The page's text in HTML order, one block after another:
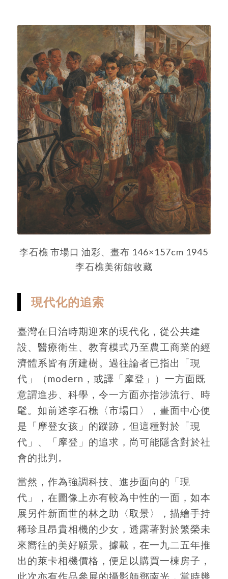
李石樵 市場口 油彩、畫布 146×157cm 1945
李石樵美術館收藏
現代化的追索
臺灣在日治時期迎來的現代化，從公共建
設、醫療衛生、教育模式乃至農工商業的經
濟體系皆有所建樹。過往論者已指出「現
代」（modern，或譯「摩登」）一方面既
意謂進步、科學，令一方面亦指涉流行、時
髦。如前述李石樵〈市場口〉，畫面中心便
是「摩登女孩」的蹤跡，但這種對於「現
代」、「摩登」的追求，尚可能隱含對於社
會的批判。
當然，作為強調科技、進步面向的「現
代」，在圖像上亦有較為中性的一面，如本
展另件新面世的林之助〈取景〉，描繪手持
稀珍且昂貴相機的少女，透露著對於繁榮未
來嚮往的美好願景。據載，在一九二五年推
出的萊卡相機價格，便足以購買一棟房子，
此次亦有作品參展的攝影師鄧南光，當時幾